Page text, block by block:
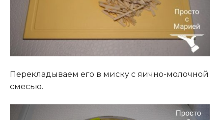
Перекладываем его в миску с яично-молочной
смесью.